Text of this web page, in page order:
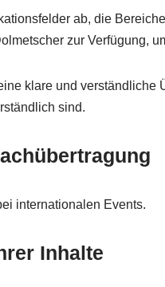
ab, die
zur Verfügung,
klare und
sind.
internationalen Events.
Inhalte